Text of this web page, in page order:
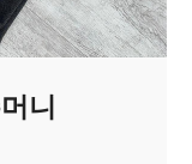
니